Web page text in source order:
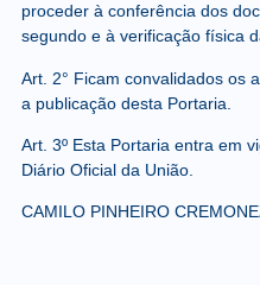
proceder à conferência dos
segundo e à verificação física
Art. 2° Ficam convalidados os
a publicação desta Portaria.
Art. 3º Esta Portaria entra em
Diário Oficial da União.
CAMILO PINHEIRO